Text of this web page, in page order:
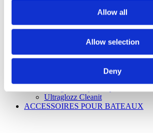
Allow all
Allow selection
Deny
Questions – réponses
Le mode d’emploi
Voici comment utiliser l’UltraGlozz
Ultraglozz Cleanit
ACCESSOIRES POUR BATEAUX